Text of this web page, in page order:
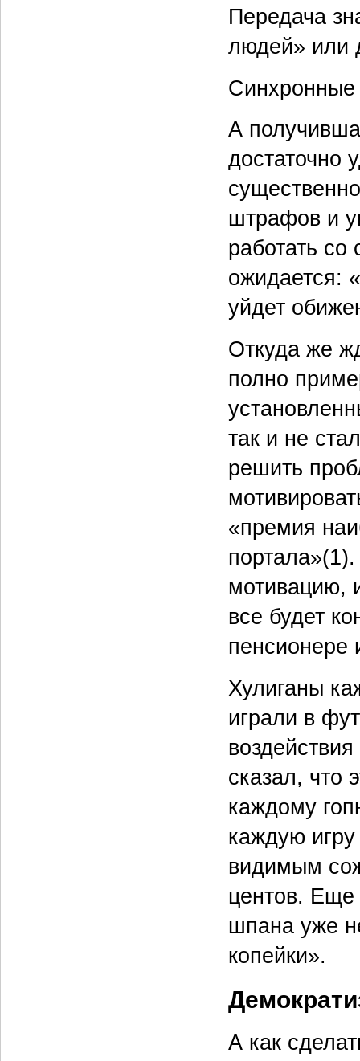
Передача
людей» или
Синхронные
А
достаточно
штрафов и
работать со
ожидается:
уйдет
Откуда же
полно
так и не
решить
«премия
мотивацию,
все будет
пенсионере
Хулиганы
играли в
сказал, что
каждому
каждую
видимым
центов.
шпана уже
ко­пейки».
А как